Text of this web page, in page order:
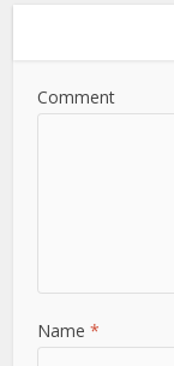
Comment
Name *